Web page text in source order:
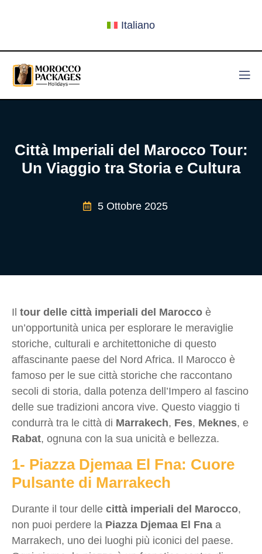
Italiano
Città Imperiali del Marocco Tour:
Un Viaggio tra Storia e Cultura
5 Ottobre 2025
Il tour delle città imperiali del Marocco è
un’opportunità unica per esplorare le meraviglie
storiche, culturali e architettoniche di questo
affascinante paese del Nord Africa. Il Marocco è
famoso per le sue città storiche che raccontano
secoli di storia, dalla potenza dell’Impero al fascino
delle sue tradizioni ancora vive. Questo viaggio ti
condurrà tra le città di Marrakech, Fes, Meknes, e
Rabat, ognuna con la sua unicità e bellezza.
1- Piazza Djemaa El Fna: Cuore
Pulsante di Marrakech
Durante il tour delle città imperiali del Marocco,
non puoi perdere la Piazza Djemaa El Fna a
Marrakech, uno dei luoghi più iconici del paese.